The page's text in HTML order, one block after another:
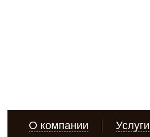
О компании Услуги